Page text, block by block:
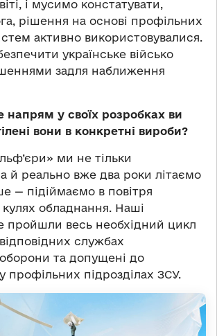
і мусимо констатувати,
рішення на основі профільних
активно використовувалися.
українське військо
задля наближення
у своїх розробках ви
вони в конкретні вироби?
ми не тільки
й реально вже два роки літаємо
— підіймаємо в повітря
кулях обладнання. Наші
пройшли весь необхідний цикл
службах
та допущені до
профільних підрозділах ЗСУ.